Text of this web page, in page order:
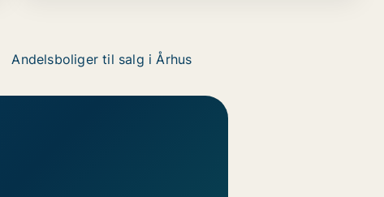
Andelsboliger til salg i Århus